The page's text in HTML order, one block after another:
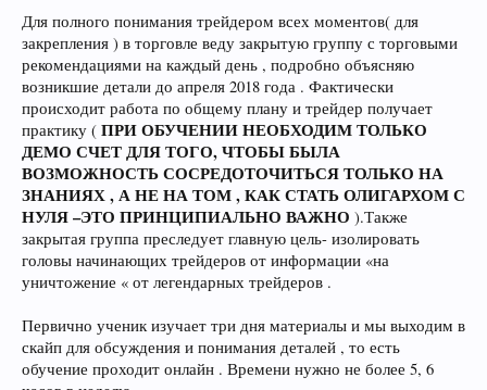
Для полного понимания трейдером всех моментов( для
закрепления ) в торговле веду закрытую группу с торговыми
рекомендациями на каждый день , подробно объясняю
возникшие детали до апреля 2018 года . Фактически
происходит работа по общему плану и трейдер получает
практику ( ПРИ ОБУЧЕНИИ НЕОБХОДИМ ТОЛЬКО
ДЕМО СЧЕТ ДЛЯ ТОГО, ЧТОБЫ БЫЛА
ВОЗМОЖНОСТЬ СОСРЕДОТОЧИТЬСЯ ТОЛЬКО НА
ЗНАНИЯХ , А НЕ НА ТОМ , КАК СТАТЬ ОЛИГАРХОМ С
НУЛЯ –ЭТО ПРИНЦИПИАЛЬНО ВАЖНО ).Также
закрытая группа преследует главную цель- изолировать
головы начинающих трейдеров от информации «на
уничтожение « от легендарных трейдеров .
Первично ученик изучает три дня материалы и мы выходим в
скайп для обсуждения и понимания деталей , то есть
обучение проходит онлайн . Времени нужно не более 5, 6